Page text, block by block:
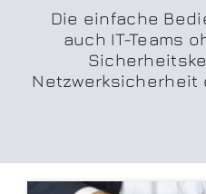
Die einfache
auch IT-Teams
Netzwerksicherheit